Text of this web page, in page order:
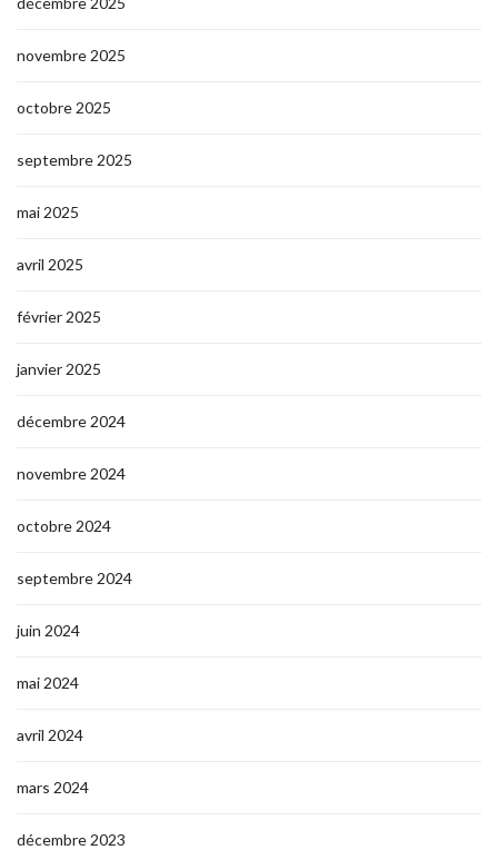
novembre 2025
octobre 2025
septembre 2025
mai 2025
avril 2025
février 2025
janvier 2025
décembre 2024
novembre 2024
octobre 2024
septembre 2024
juin 2024
mai 2024
avril 2024
mars 2024
décembre 2023